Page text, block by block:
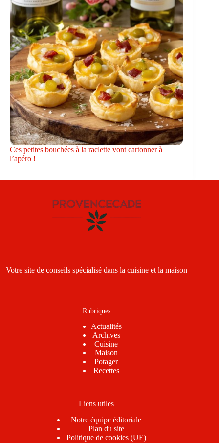
Ces petites bouchées à la raclette vont cartonner à
l’apéro !
Votre site de conseils spécialisé dans la cuisine et la maison
Rubriques
Actualités
Archives
Cuisine
Maison
Potager
Recettes
Liens utiles
Notre équipe éditoriale
Plan du site
Politique de cookies (UE)